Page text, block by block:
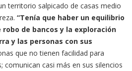
territorio salpicado de casas medio
“Tenía que haber un equilibrio
de bancos y la exploración
y las personas con sus
que no tienen facilidad para
comunican casi más en sus silencios